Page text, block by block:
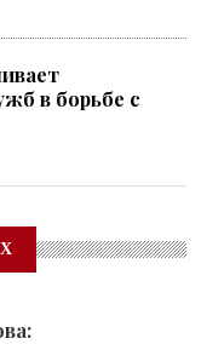
в борьбе с